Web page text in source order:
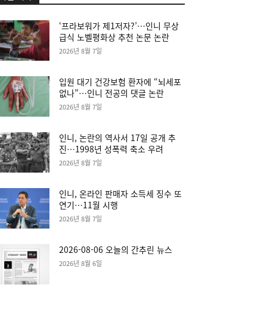
‘프라보워가 제1저자?’…인니 무상
급식 노벨평화상 추천 논문 논란
2026년 8월 7일
입원 대기 건강보험 환자에 “뇌세포
없나”…인니 전공의 댓글 논란
2026년 8월 7일
인니, 논란의 역사서 17일 공개 추
진…1998년 성폭력 축소 우려
2026년 8월 7일
인니, 온라인 판매자 소득세 징수 또
연기…11월 시행
2026년 8월 7일
2026-08-06 오늘의 간추린 뉴스
2026년 8월 6일